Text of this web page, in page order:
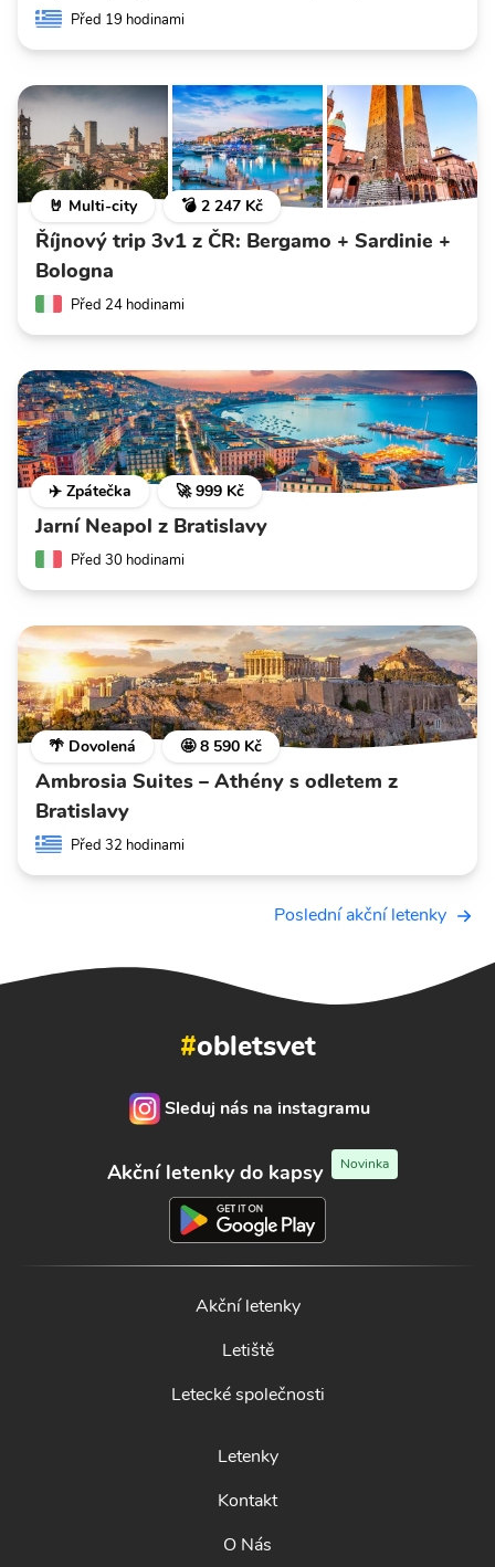
Před 19 hodinami
🤘 Multi-city 💣 2 247 Kč
Říjnový trip 3v1 z ČR: Bergamo + Sardinie +
Bologna
Před 24 hodinami
✈️ Zpátečka 🚀 999 Kč
Jarní Neapol z Bratislavy
Před 30 hodinami
🌴 Dovolená 🤩 8 590 Kč
Ambrosia Suites – Athény s odletem z
Bratislavy
Před 32 hodinami
Poslední akční letenky
#obletsvet
Sleduj nás na instagramu
Akční letenky do kapsy Novinka
Akční letenky
Letiště
Letecké společnosti
Letenky
Kontakt
O Nás